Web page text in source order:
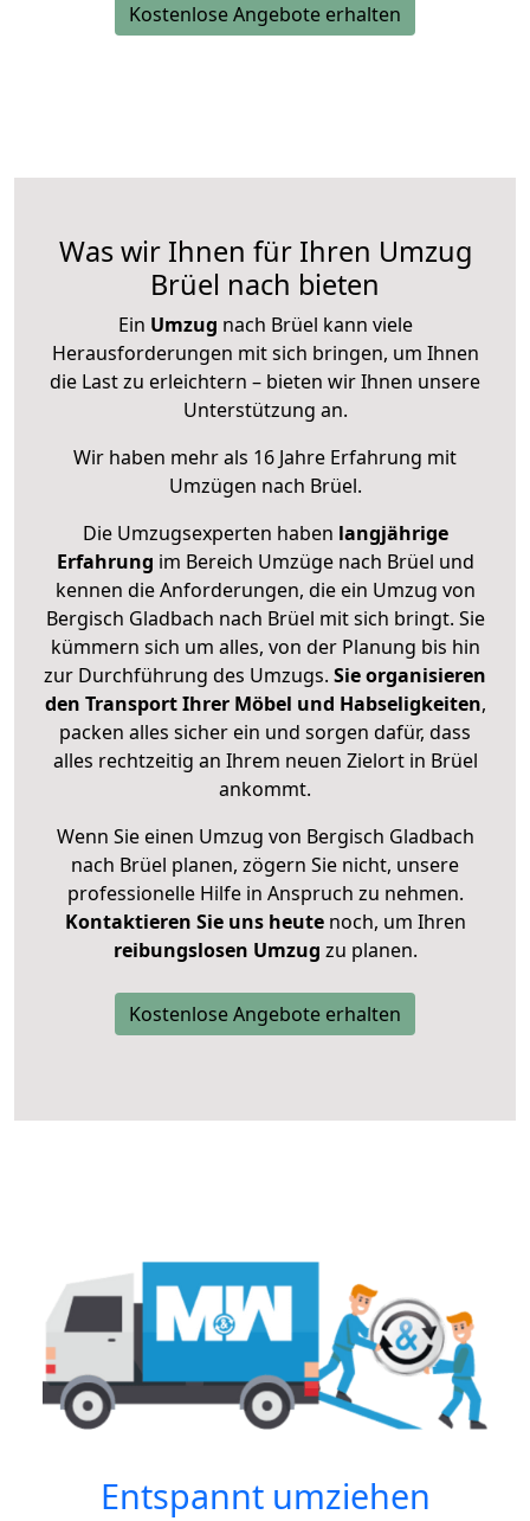
Kostenlose Angebote erhalten
Was wir Ihnen für Ihren Umzug
Brüel nach bieten
Ein Umzug nach Brüel kann viele
Herausforderungen mit sich bringen, um Ihnen
die Last zu erleichtern – bieten wir Ihnen unsere
Unterstützung an.
Wir haben mehr als 16 Jahre Erfahrung mit
Umzügen nach Brüel.
Die Umzugsexperten haben langjährige
Erfahrung im Bereich Umzüge nach Brüel und
kennen die Anforderungen, die ein Umzug von
Bergisch Gladbach nach Brüel mit sich bringt. Sie
kümmern sich um alles, von der Planung bis hin
zur Durchführung des Umzugs. Sie organisieren
den Transport Ihrer Möbel und Habseligkeiten,
packen alles sicher ein und sorgen dafür, dass
alles rechtzeitig an Ihrem neuen Zielort in Brüel
ankommt.
Wenn Sie einen Umzug von Bergisch Gladbach
nach Brüel planen, zögern Sie nicht, unsere
professionelle Hilfe in Anspruch zu nehmen.
Kontaktieren Sie uns heutenoch, um Ihren
reibungslosen Umzug zu planen.
Kostenlose Angebote erhalten
Entspannt umziehen